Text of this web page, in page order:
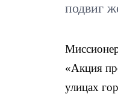
подвиг
«Акция
улицах